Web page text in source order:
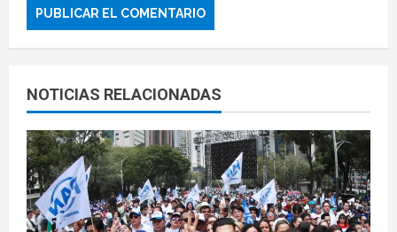
NOTICIAS RELACIONADAS